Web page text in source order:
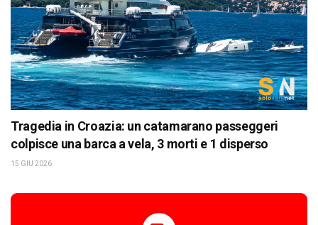
Tragedia in Croazia: un catamarano passeggeri
colpisce una barca a vela, 3 morti e 1 disperso
15 GIU 2026